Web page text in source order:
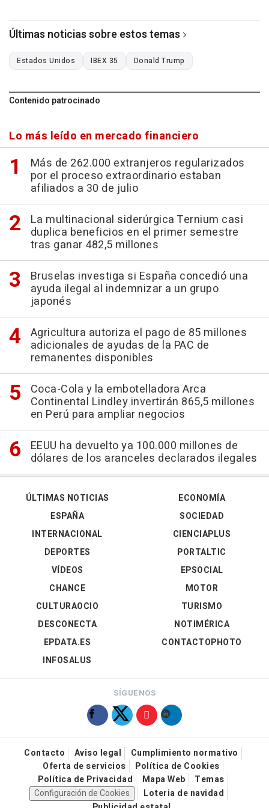
Últimas noticias sobre estos temas
Estados Unidos IBEX 35 Donald Trump
Contenido patrocinado
Lo más leído en mercado financiero
Más de 262.000 extranjeros regularizados
por el proceso extraordinario estaban
afiliados a 30 de julio
La multinacional siderúrgica Ternium casi
duplica beneficios en el primer semestre
tras ganar 482,5 millones
Bruselas investiga si España concedió una
ayuda ilegal al indemnizar a un grupo
japonés
Agricultura autoriza el pago de 85 millones
adicionales de ayudas de la PAC de
remanentes disponibles
Coca-Cola y la embotelladora Arca
Continental Lindley invertirán 865,5 millones
en Perú para ampliar negocios
EEUU ha devuelto ya 100.000 millones de
dólares de los aranceles declarados ilegales
ÚLTIMAS NOTICIAS
ESPAÑA
INTERNACIONAL
DEPORTES
VÍDEOS
ECONOMÍA
SOCIEDAD
CIENCIAPLUS
PORTALTIC
EPSOCIAL
CHANCE
CULTURAOCIO
DESCONECTA
EPDATA.ES
INFOSALUS
MOTOR
TURISMO
NOTIMÉRICA
CONTACTOPHOTO
SÍGUENOS
Contacto Aviso legal
Cumplimiento normativo
Oferta de servicios
Política de Cookies
Política de Privacidad
Mapa Web
Temas
Configuración de Cookies
Loteria de navidad